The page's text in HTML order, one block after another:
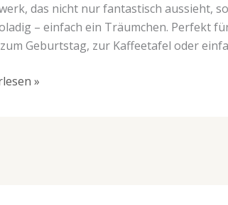
das nicht nur fantastisch aussieht,
– einfach ein Träumchen. Perfekt
Geburtstag, zur Kaffeetafel oder
»